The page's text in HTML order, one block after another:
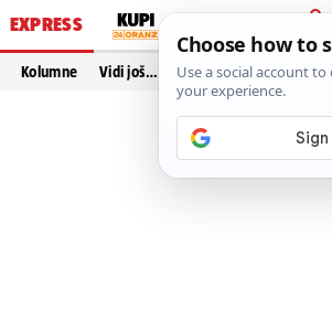
EXPRESS
PRIJAVA
Kolumne Vidi još…